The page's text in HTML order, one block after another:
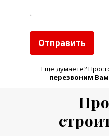
Отправить
Еще думаете?
перезвоним Вам